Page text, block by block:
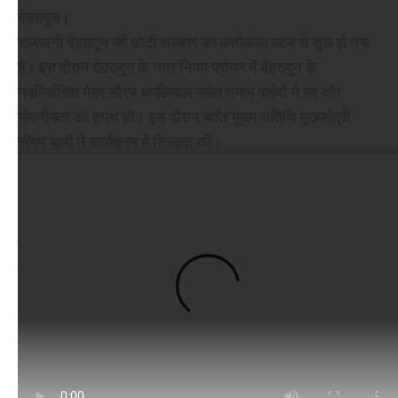
व्यापक प्रचार- प्रसार कर रही है. बीते साल की यात्रा में जो कमियां रही
थी, उन्हें इस साल सुधारा जा रहा है. प्रशासन यात्रा से पहले सभी तीर्थ
अलावा उन्होंने कहा कि चारधाम यात्रा उत्तराखंड को समृद्ध बनाने का भी